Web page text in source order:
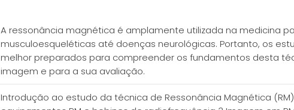
A ressonância magnética é amplamente utilizada na medicina
musculoesqueléticas até doenças neurológicas. Portanto, os
melhor preparados para compreender os fundamentos desta
imagem e para a sua avaliação.
Introdução ao estudo da técnica de Ressonância Magnética